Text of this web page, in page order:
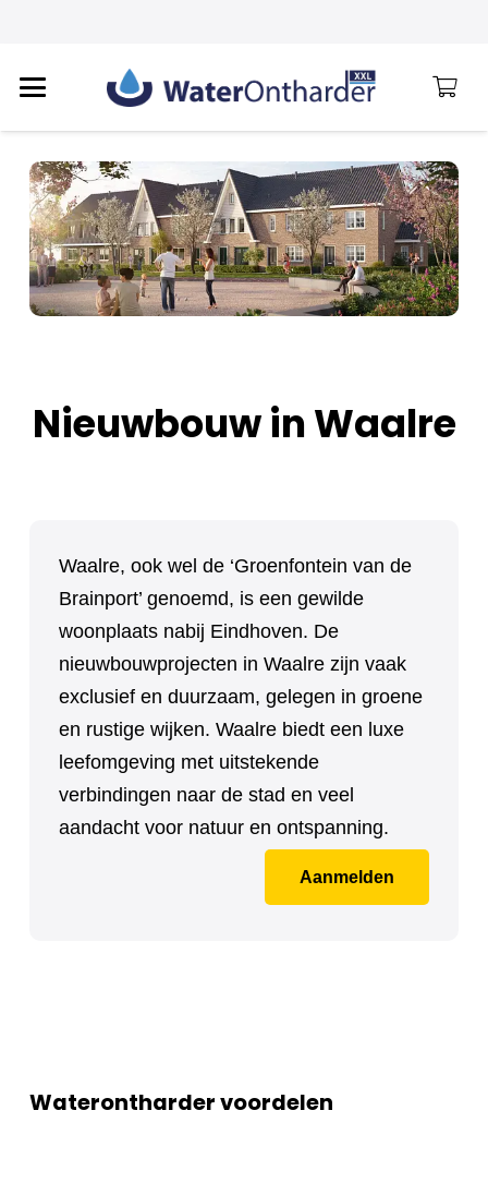
Nieuwbouw in Waalre
Waalre, ook wel de ‘Groenfontein van de
Brainport’ genoemd, is een gewilde
woonplaats nabij Eindhoven. De
nieuwbouwprojecten in Waalre zijn vaak
exclusief en duurzaam, gelegen in groene
en rustige wijken. Waalre biedt een luxe
leefomgeving met uitstekende
verbindingen naar de stad en veel
aandacht voor natuur en ontspanning.
Aanmelden
Waterontharder voordelen